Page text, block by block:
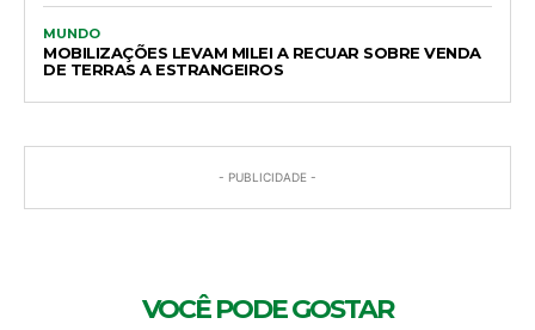
MUNDO
MOBILIZAÇÕES LEVAM MILEI A RECUAR SOBRE VENDA
DE TERRAS A ESTRANGEIROS
- PUBLICIDADE -
VOCÊ PODE GOSTAR